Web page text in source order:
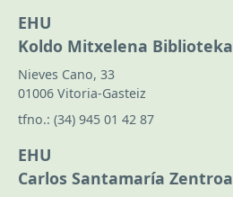
EHU
Koldo Mitxelena Biblioteka
Nieves Cano, 33
01006 Vitoria-Gasteiz
tfno.: (34) 945 01 42 87
EHU
Carlos Santamaría Zentroa